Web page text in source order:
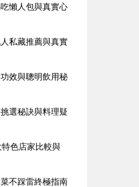
懶人包與真實心
私藏推薦與真實
效與聰明飲用秘
選秘訣與料理疑
色店家比較與
不踩雷終極指南